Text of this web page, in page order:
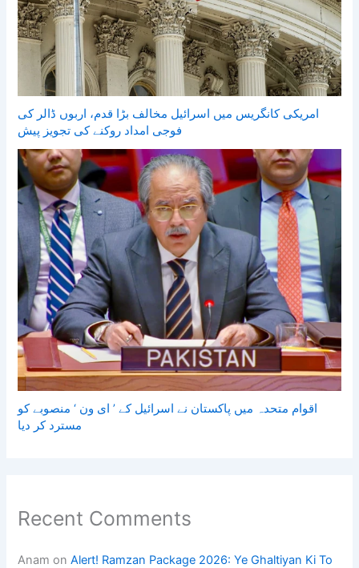
امریکی کانگریس میں اسرائیل مخالف بڑا قدم، اربوں ڈالر کی
فوجی امداد روکنے کی تجویز پیش
اقوام متحدہ میں پاکستان نے اسرائیل کے ’ ای ون ‘ منصوبے کو
مسترد کر دیا
Recent Comments
Anam onAlert! Ramzan Package 2026: Ye Ghaltiyan Ki To